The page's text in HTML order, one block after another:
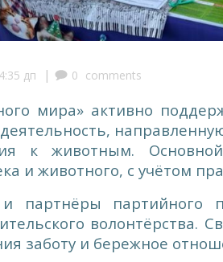
4:35 дп | 0 comments
мира» активно
к животным.
и животного, с учётом
партнёры партийного
заботу и бережное